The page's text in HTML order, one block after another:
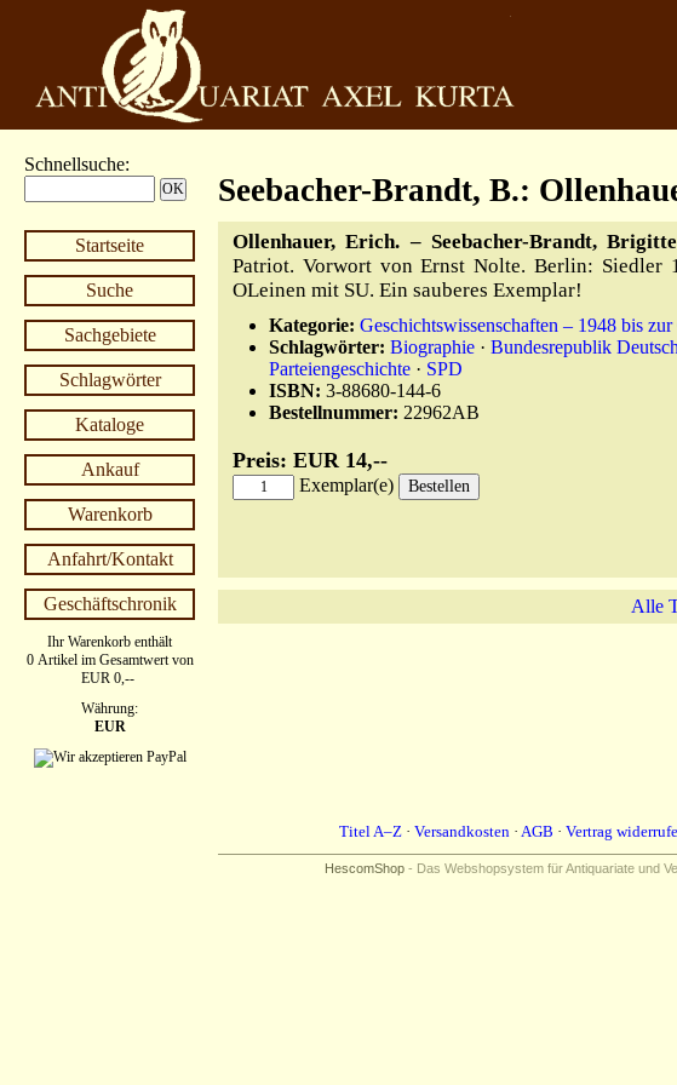
Schnellsuche:
Startseite
Suche
Sachgebiete
Schlagwörter
Kataloge
Ankauf
Warenkorb
Anfahrt/Kontakt
Geschäftschronik
Ihr Warenkorb enthält
0 Artikel im Gesamtwert von
EUR 0,--
Währung:
EUR
Seebacher-Brandt, B.:
Ollenhauer, Erich. – Seebacher-Brandt,
Patriot. Vorwort von Ernst Nolte. Berlin: Siedler
OLeinen mit SU. Ein sauberes Exemplar!
Kategorie: Geschichtswissenschaften – 1948 bis
Schlagwörter: Biographie · Bundesrepublik
Parteiengeschichte · SPD
ISBN: 3-88680-144-6
Bestellnummer: 22962AB
Preis: EUR 14,--
Exemplar(e)
Alle
Titel A–Z· Versandkosten· AGB · Vertrag
HescomShop - Das Webshopsystem für Antiquariate und